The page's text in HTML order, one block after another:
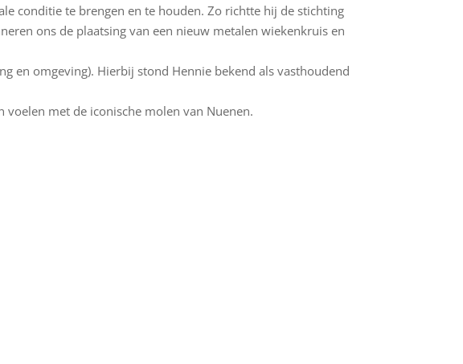
conditie te brengen en te houden. Zo richtte hij de stichting
ons de plaatsing van een nieuw metalen wiekenkruis en
en omgeving). Hierbij stond Hennie bekend als vasthoudend
met de iconische molen van Nuenen.